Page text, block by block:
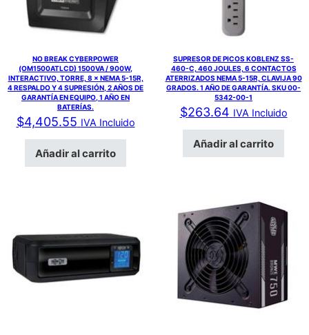
NO BREAK CYBERPOWER
(OM1500ATLCD) 1500VA / 900W,
INTERACTIVO, TORRE, 8 × NEMA 5-15R,
4 RESPALDO Y 4 SUPRESIÓN, 2 AÑOS DE
GARANTÍA EN EQUIPO, 1 AÑO EN
BATERÍAS.
$4,405.55 IVA Incluido
Añadir al carrito
SUPRESOR DE PICOS KOBLENZ SS-
460-C, 460 JOULES, 6 CONTACTOS
ATERRIZADOS NEMA 5-15R, CLAVIJA 90
GRADOS. 1 AÑO DE GARANTÍA. SKU 00-
5342-00-1
$263.64 IVA Incluido
Añadir al carrito